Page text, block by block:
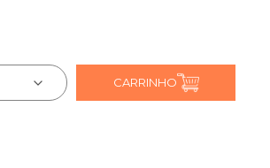
CARRINHO